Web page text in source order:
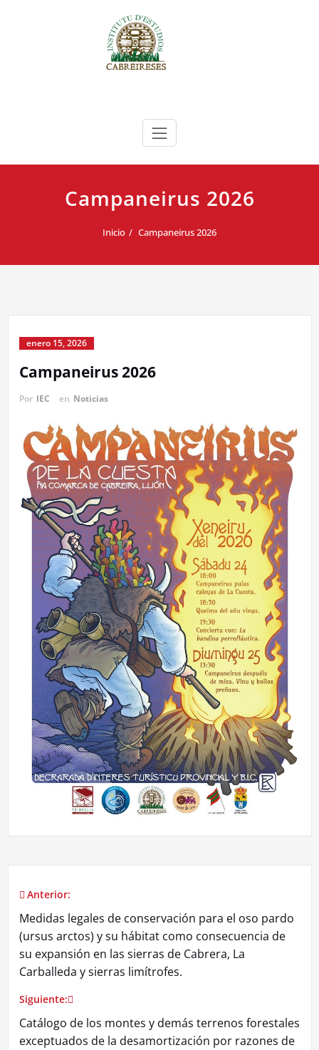
Instituto de Estudios Cabreireses
Campaneirus 2026
Inicio Campaneirus 2026
enero 15, 2026
Campaneirus 2026
Por IEC en Noticias
Navegación
de
entradas
Anterior:
Medidas legales de conservación para el oso pardo
(ursus arctos) y su hábitat como consecuencia de
su expansión en las sierras de Cabrera, La
Carballeda y sierras limítrofes.
Siguiente:
Catálogo de los montes y demás terrenos forestales
exceptuados de la desamortización por razones de